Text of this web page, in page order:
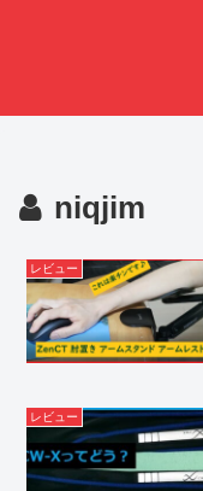
niqjim
レビュー
レビュー